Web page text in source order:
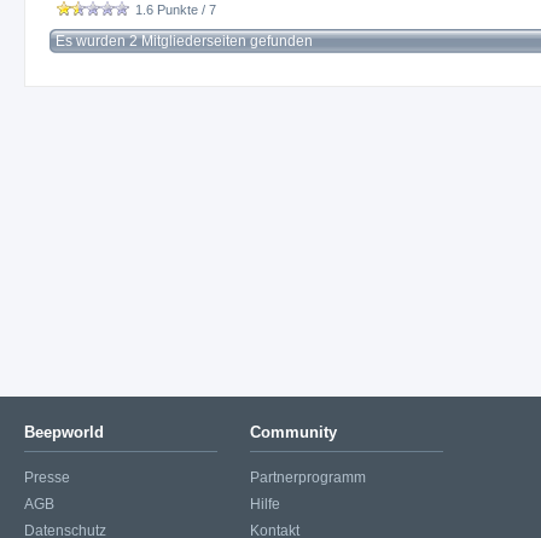
1.6 Punkte / 7
Es wurden 2 Mitgliederseiten gefunden
Beepworld
Presse
AGB
Datenschutz
Community
Partnerprogramm
Hilfe
Kontakt